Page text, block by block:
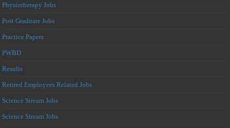
Physiotherapy Jobs
Post Graduate Jobs
Practice Papers
PWBD
Results
Retired Employees Related Jobs
Science Stream Jobs
Science Stream Jobs